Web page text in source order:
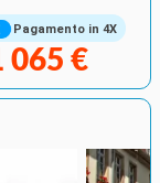
Pagamento in 4X
065 €